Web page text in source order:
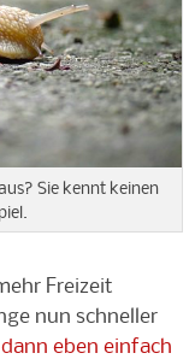
Sie kennt keinen
Freizeit
nun schneller
eben einfach